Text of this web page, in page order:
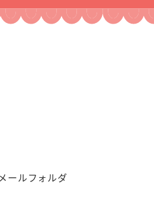
ールフォルダ